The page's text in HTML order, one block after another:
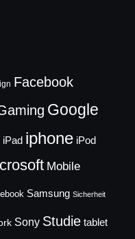
Facebook
Google
iPad iphone iPod
Mobile
Samsung Sicherheit
Sony Studie tablet